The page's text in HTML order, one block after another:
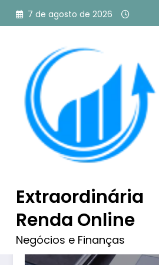
Pular
para
7 de agosto de 2026
Extraordinária
Renda Online
Negócios e Finanças
Tag: curríuclo